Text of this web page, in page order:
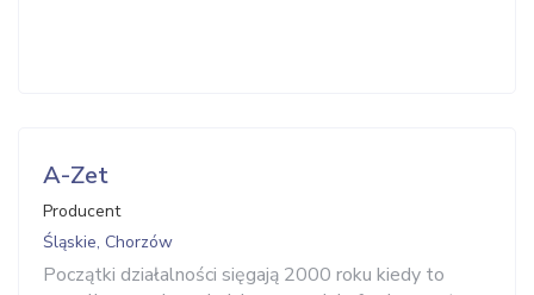
A-Zet
Producent
Śląskie, Chorzów
Początki działalności sięgają 2000 roku kiedy to